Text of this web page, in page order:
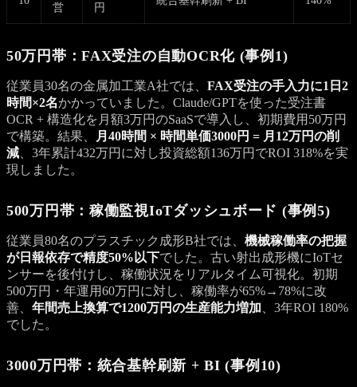
営
円
50万円帯：FAX受注の自動OCR化 (事例1)
従業員30名の金属加工業A社では、 FAX受注の手入力に1日2
時間×2名かかっていました。Claude/GPTを使った受注書
OCR + 構造化を月額3万円のSaaSで導入し、初期費用50万円
で構築。結果、
月40時間 × 時間単価3000円 = 月12万円の削
減 、3年累計432万円に対し投資総額136万円でROI 318%を実
現しました。
500万円帯：稼働監視IoTダッシュボード (事例5)
従業員80名のプラスチック成形B社では、 機械稼働率の把握
が日報依存で精度50%以下でした。古い射出成形機にIoTセ
ンサーを後付けし、稼働状況をリアルタイム可視化。初期
500万円・年運用60万円に対し、稼働率が65%→78%に改
善、 年間売上換算で1200万円の生産能力増加 、3年ROI 180%
でした。
3000万円帯：統合基幹刷新 + BI (事例10)